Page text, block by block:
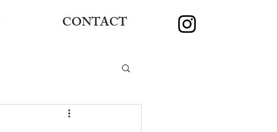
CONTACT